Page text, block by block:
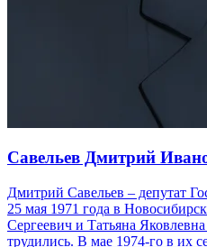
Савельев Дмитрий
Дмитрий Савельев – депутат
25 мая 1971 года в
Сергеевич и Татьяна
трудились. В мае 1974-го в их